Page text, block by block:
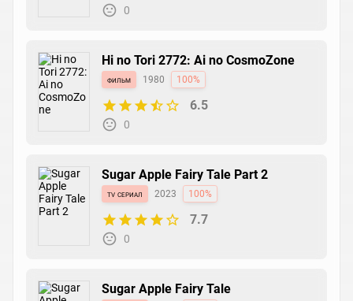
0
Hi no Tori 2772: Ai no CosmoZone
фильм 1980 100%
6.5
0
Sugar Apple Fairy Tale Part 2
tv сериал 2023 100%
7.7
0
Sugar Apple Fairy Tale